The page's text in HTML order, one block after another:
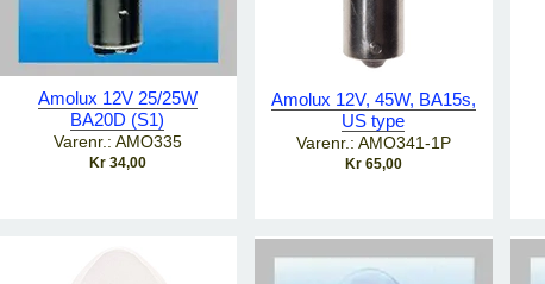
Amolux 12V 25/25W
BA20D (S1)
Varenr.: AMO335
Kr 34,00
Amolux 12V, 45W, BA15s,
US type
Varenr.: AMO341-1P
Kr 65,00